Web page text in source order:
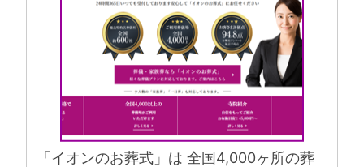
「イオンのお葬式」は 全国4,000ヶ所の葬